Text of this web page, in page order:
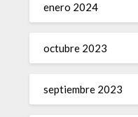
enero 2024
octubre 2023
septiembre 2023